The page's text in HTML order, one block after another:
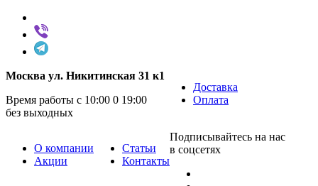
Москва ул. Никитинская 31 к1
Время работы с 10:00 0 19:00
без выходных
Доставка
Оплата
О компании
Акции
Статьи
Контакты
Подписывайтесь на нас
в соцсетях